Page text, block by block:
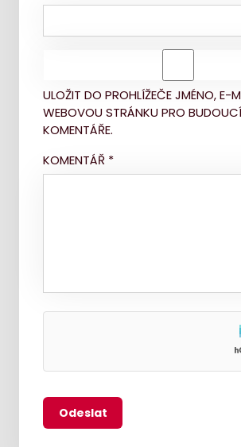
ULOŽIT DO PROHLÍŽEČE JMÉNO, E-
WEBOVOU STRÁNKU PRO BUDOUCÍ
KOMENTÁŘE.
KOMENTÁŘ *